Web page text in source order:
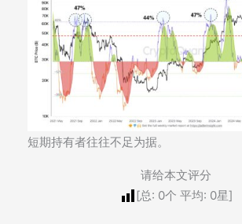
短期持有者往往不足为据。
请给本文评分
[总: 0个 平均: 0星]